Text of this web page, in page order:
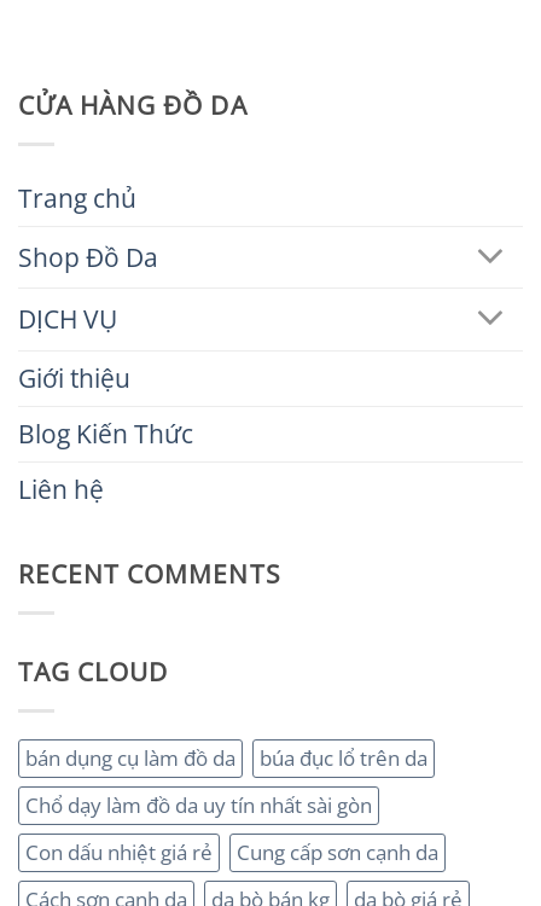
CỬA HÀNG ĐỒ DA
Trang chủ
Shop Đồ Da
DỊCH VỤ
Giới thiệu
Blog Kiến Thức
Liên hệ
RECENT COMMENTS
TAG CLOUD
bán dụng cụ làm đồ da
búa đục lổ trên da
Chổ dạy làm đồ da uy tín nhất sài gòn
Con dấu nhiệt giá rẻ
Cung cấp sơn cạnh da
Cách sơn cạnh da
da bò bán kg
da bò giá rẻ